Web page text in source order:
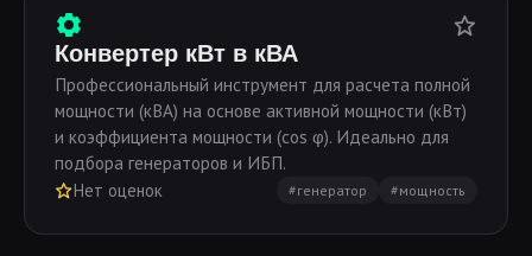
Конвертер кВт в кВА
Профессиональный инструмент для расчета полной
мощности (кВА) на основе активной мощности (кВт)
и коэффициента мощности (cos φ). Идеально для
подбора генераторов и ИБП.
Нет оценок
#генератор #мощность